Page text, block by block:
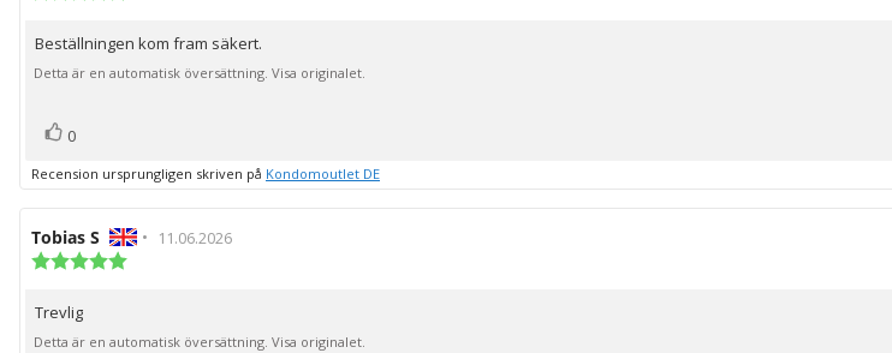
5
stjärnor
Recensionstext:
Beställningen kom fram säkert.
Detta är en automatisk översättning. Visa originalet.
Rösta
0
Recension ursprungligen skriven på Kondomoutlet DE
Recensionsförfattare:
Tobias S • Recensionsdatum:
11.06.2026
stjärnor
Recensionstext:
Trevlig
Detta är en automatisk översättning. Visa originalet.